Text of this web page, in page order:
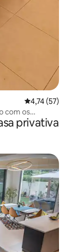
4,74 de uma
4,74 (57)
com os
privativa